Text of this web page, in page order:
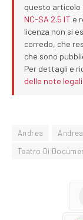
questo articolo
NC-SA 2.5 IT e
licenza non si
corredo, che
che sono
Per dettagli e
delle note legali
Andrea
Teatro Di